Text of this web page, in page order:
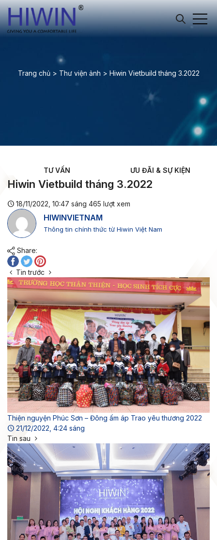
Trang chủ> Thư viện ảnh > Hiwin Vietbuild tháng 3.2022
TƯ VẤN ƯU ĐÃI & SỰ KIỆN
Hiwin Vietbuild tháng 3.2022
18/11/2022, 10:47 sáng 465 lượt xem
HIWINVIETNAM
Thông tin chính thức từ Hiwin Việt Nam
Share:
Tin trước
Thiện nguyện Phúc Sơn – Đông ấm áp Trao yêu thương 2022
21/12/2022, 4:24 sáng
Tin sau